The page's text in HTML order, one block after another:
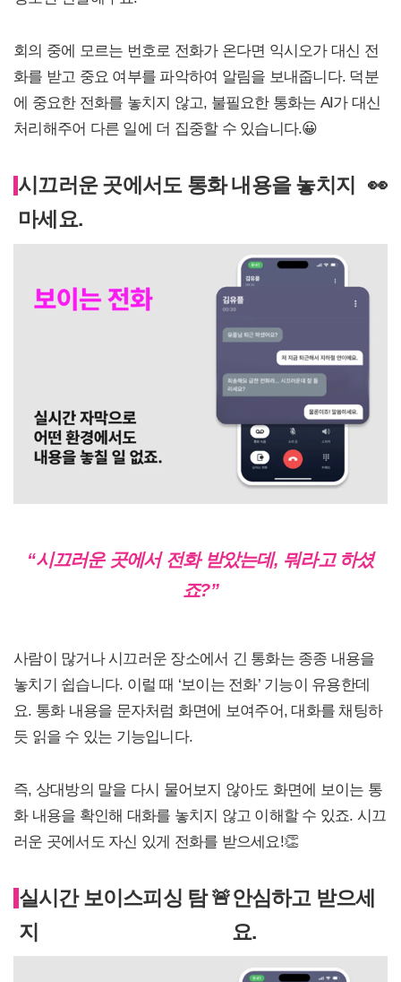
회의 중에 모르는 번호로 전화가 온다면 익시오가 대신 전
화를 받고 중요 여부를 파악하여 알림을 보내줍니다. 덕분
에 중요한 전화를 놓치지 않고, 불필요한 통화는 AI가 대신
처리해주어 다른 일에 더 집중할 수 있습니다.😀
시끄러운 곳에서도 통화 내용을 놓치지
마세요.
👀
“시끄러운 곳에서 전화 받았는데, 뭐라고 하셨
죠?”
사람이 많거나 시끄러운 장소에서 긴 통화는 종종 내용을
놓치기 쉽습니다. 이럴 때 ‘보이는 전화’ 기능이 유용한데
요. 통화 내용을 문자처럼 화면에 보여주어, 대화를 채팅하
듯 읽을 수 있는 기능입니다.
즉, 상대방의 말을 다시 물어보지 않아도 화면에 보이는 통
화 내용을 확인해 대화를 놓치지 않고 이해할 수 있죠. 시끄
러운 곳에서도 자신 있게 전화를 받으세요!👏
실시간 보이스피싱 탐
지
🚨안심하고 받으세
요.